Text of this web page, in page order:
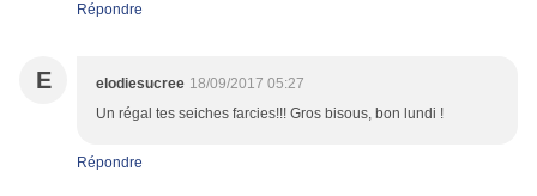
Répondre
E elodiesucree 18/09/2017 05:27
Un régal tes seiches farcies!!! Gros bisous, bon lundi !
Répondre